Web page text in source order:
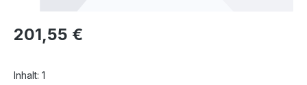
Regulärer Preis:
201,55 €
Inhalt: 1